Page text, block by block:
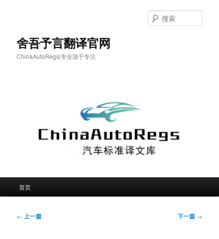
舍吾予言翻译官网
ChinaAutoRegs|专业源于专注
索
首页
文
← 上一篇 下一篇 →